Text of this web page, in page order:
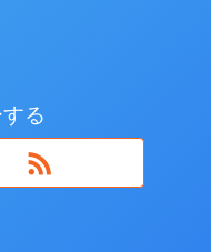
る